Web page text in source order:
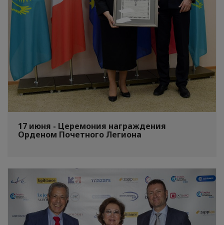
17 июня - Церемония награждения
Орденом Почетного Легиона